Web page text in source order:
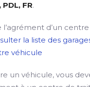
FR.
l’agrément d’un
la liste des
véhicule
un véhicule, vous